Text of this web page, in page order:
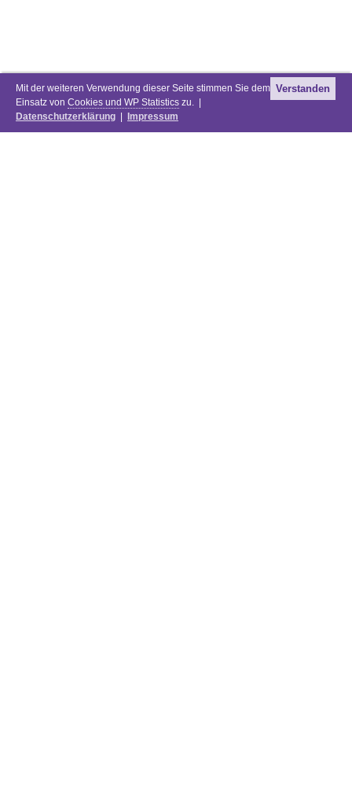
Mit der weiteren Verwendung dieser Seite stimmen Sie dem
Einsatz von Cookies und WP Statistics zu. |
Datenschutzerklärung
Impressum
Verstanden